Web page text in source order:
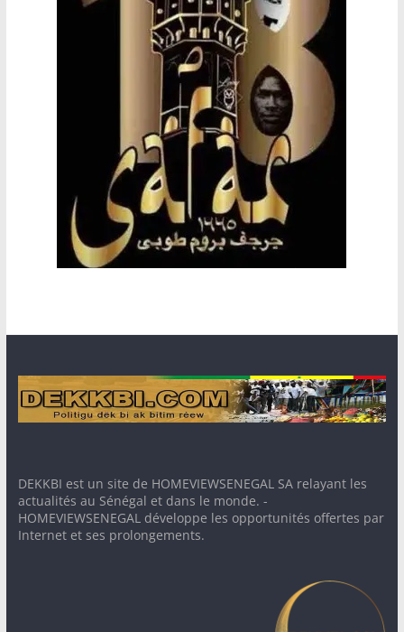
DEKKBI est un site de HOMEVIEWSENEGAL SA relayant les
actualités au Sénégal et dans le monde. -
HOMEVIEWSENEGAL développe les opportunités offertes par
Internet et ses prolongements.